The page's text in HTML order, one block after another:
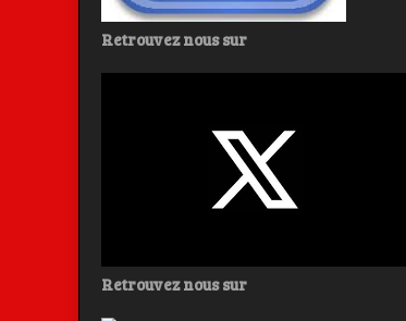
Retrouvez nous sur
Retrouvez nous sur